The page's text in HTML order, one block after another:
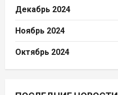
Декабрь 2024
Ноябрь 2024
Октябрь 2024